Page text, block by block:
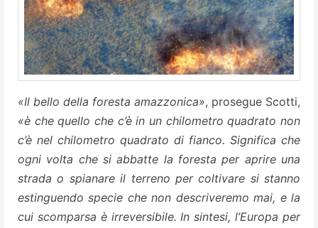
«Il bello della foresta amazzonica», prosegue Scotti,
«è che quello che c’è in un chilometro quadrato non
c’è nel chilometro quadrato di fianco. Significa che
ogni volta che si abbatte la foresta per aprire una
strada o spianare il terreno per coltivare si stanno
estinguendo specie che non descriveremo mai, e la
cui scomparsa è irreversibile. In sintesi, l’Europa per